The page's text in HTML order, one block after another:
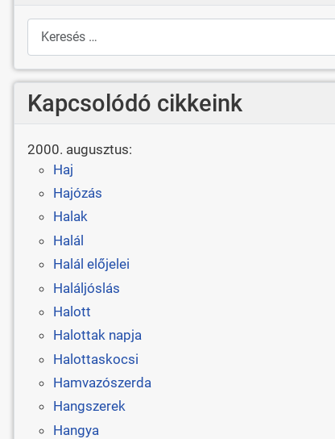
Keresés
Kapcsolódó cikkeink
2000. augusztus:
Haj
Hajózás
Halak
Halál
Halál előjelei
Haláljóslás
Halott
Halottak napja
Halottaskocsi
Hamvazószerda
Hangszerek
Hangya